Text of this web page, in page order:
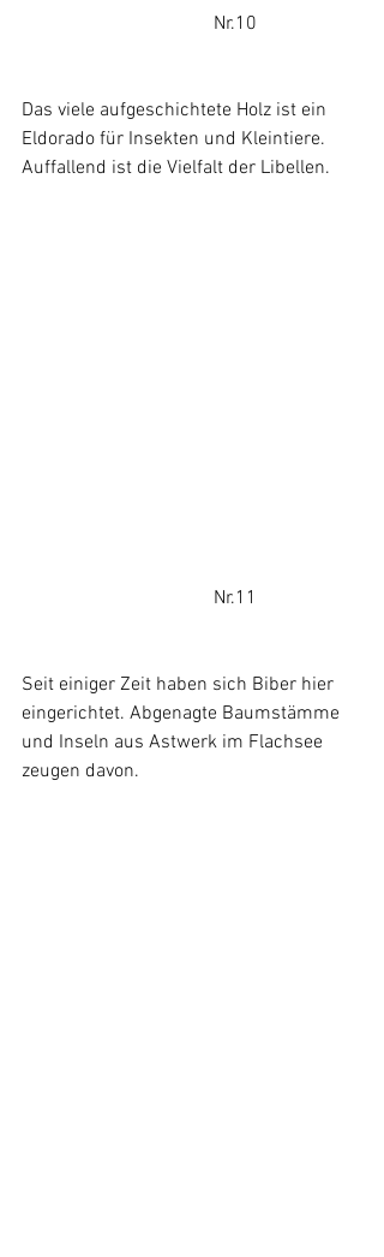
				Nr.10
Das viele aufgeschichtete Holz ist ein
Eldorado für Insekten und Kleintiere.
Auffallend ist die Vielfalt der Libellen.
				Nr.11
Seit einiger Zeit haben sich Biber hier
eingerichtet. Abgenagte Baumstämme
und Inseln aus Astwerk im Flachsee
zeugen davon.